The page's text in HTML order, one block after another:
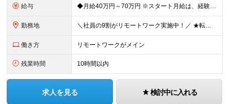
給与 ◆月給40万円～70万円 ※スタート月給は、経験・能力・前職の給与等を考慮の上で決定いたします。 ※上記金額には残業の有無に関わらず、 月30時間分の固定残業代（7万6,000円～13万3,000円
勤務地 ＼社員の9割がリモートワーク実施中！／ ★転勤ナシ！ ★UIターン歓迎！ 関東、関西、東海、九州・中国エリアの各プロジェクト先から希望を優先して決定。 ※リモート案件も多数あり！ ◆関東エリア
働き方 リモートワークがメイン
残業時間 10時間以内
求人を見る 検討中に入れる